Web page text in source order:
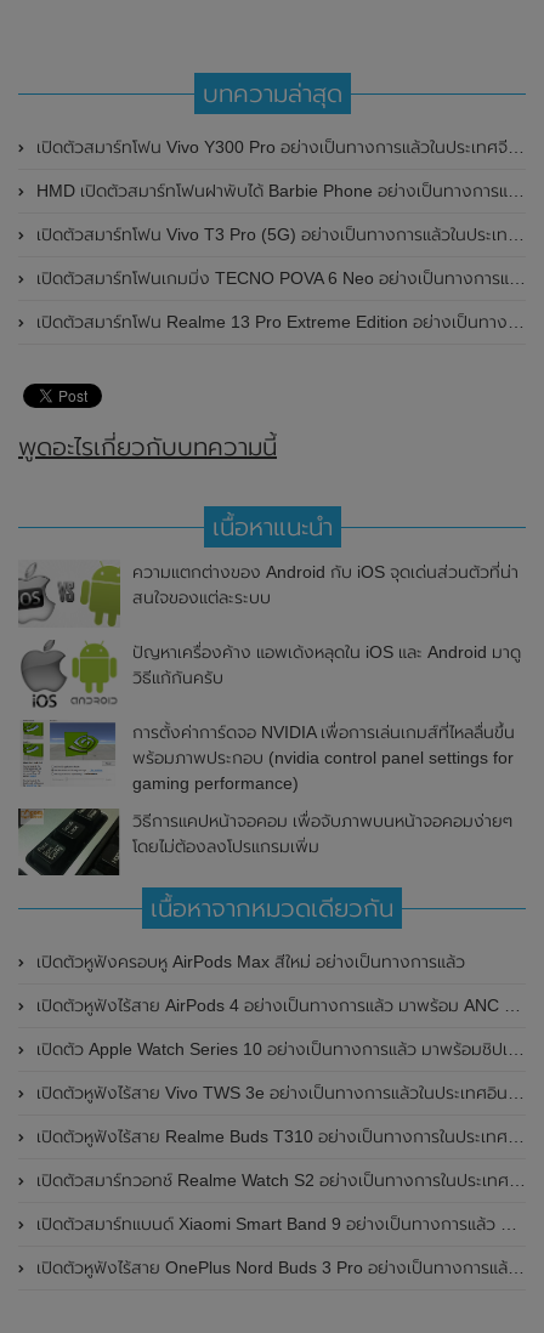
บทความล่าสุด
เปิดตัวสมาร์ทโฟน Vivo Y300 Pro อย่างเป็นทางการแล้วในประเทศจีน มาพร้อมดีไซน์พรีเมี่ยม ทนทาน และแบตเตอรี่สุดอึดขนาดใหญ่ 6,500mAh พร้อมรองรับการชาร์จไว 80W
HMD เปิดตัวสมาร์ทโฟนฝาพับได้ Barbie Phone อย่างเป็นทางการแล้ว มาพร้อมธีมสีชมพูสดใส
เปิดตัวสมาร์ทโฟน Vivo T3 Pro (5G) อย่างเป็นทางการแล้วในประเทศอินเดีย
เปิดตัวสมาร์ทโฟนเกมมิ่ง TECNO POVA 6 Neo อย่างเป็นทางการแล้วในประเทศไทย ในราคา 8,499 บาท
เปิดตัวสมาร์ทโฟน Realme 13 Pro Extreme Edition อย่างเป็นทางการแล้วในประเทศจีน
พูดอะไรเกี่ยวกับบทความนี้
เนื้อหาแนะนำ
ความแตกต่างของ Android กับ iOS จุดเด่นส่วนตัวที่น่า
สนใจของแต่ละระบบ
ปัญหาเครื่องค้าง แอพเด้งหลุดใน iOS และ Android มาดู
วิธีแก้กันครับ
การตั้งค่าการ์ดจอ NVIDIA เพื่อการเล่นเกมส์ที่ไหลลื่นขึ้น
พร้อมภาพประกอบ (nvidia control panel settings for
gaming performance)
วิธีการแคปหน้าจอคอม เพื่อจับภาพบนหน้าจอคอมง่ายๆ
โดยไม่ต้องลงโปรแกรมเพิ่ม
เนื้อหาจากหมวดเดียวกัน
เปิดตัวหูฟังครอบหู AirPods Max สีใหม่ อย่างเป็นทางการแล้ว
เปิดตัวหูฟังไร้สาย AirPods 4 อย่างเป็นทางการแล้ว มาพร้อม ANC และฟีเจอร์ใหม่มากมาย
เปิดตัว Apple Watch Series 10 อย่างเป็นทางการแล้ว มาพร้อมชิปเซ็ตรุ่น S10
เปิดตัวหูฟังไร้สาย Vivo TWS 3e อย่างเป็นทางการแล้วในประเทศอินเดีย มาพร้อมระบบตัดเสียงรบกวน ANC ที่ 30dB , ป้องกันฝุ่นและกันน้ำที่ระดับ IP54 , แบตเตอรี่สามารถใช้งานนานสูงสุด 36 ชั่วโมง
เปิดตัวหูฟังไร้สาย Realme Buds T310 อย่างเป็นทางการในประเทศอินเดีย มาพร้อมระบบตัดเสียงรบกวน ANC สูงสุด 46dB , เสียงรอบทิศทาง 360 องศา , แบตเตอรี่สามารถใช้งานได้นานสูงสุด 40 ชั่วโมง
เปิดตัวสมาร์ทวอทช์ Realme Watch S2 อย่างเป็นทางการในประเทศอินเดีย มาพร้อมตัวเรือนสแตนเลสสตีล , หน้าจอแสดงผล AMOLED ขนาด 1.43 นิ้ว , แบตเตอรี่ขนาดใหญ่ใช้งานได้นาน 20 วัน และรองรับคำสั่งเสียง Super AI Engine ที่ขับเคลื่อนโดย ChatGPT
เปิดตัวสมาร์ทแบนด์ Xiaomi Smart Band 9 อย่างเป็นทางการแล้ว มาพร้อมหน้าจอ AMOLED ขนาด 1.62 นิ้ว , ตัวเรือนเป็นโลหะ และแบตเตอรี่สุดอึดสามารถใช้งานได้นานถึง 21 วัน
เปิดตัวหูฟังไร้สาย OnePlus Nord Buds 3 Pro อย่างเป็นทางการแล้ว มาพร้อมระบบตัดเสียงรบกวน (ANC) สามารถลดเสียงรบกวนได้ 49dB และแบตเตอรี่สุดอึดใช้งานได้นานสูงสุดถึง 44 ชั่วโมง